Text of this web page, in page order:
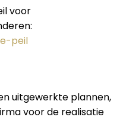
voor
peil
uitgewerkte plannen,
voor de realisatie